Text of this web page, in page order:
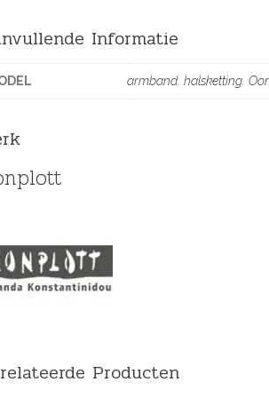
Informatie
armband, halsketting,
Producten